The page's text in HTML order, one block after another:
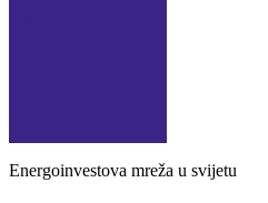
Energoinvestova mreža u svijetu